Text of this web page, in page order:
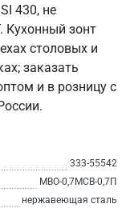
430, не
Кухонный зонт
столовых и
заказать
и в розницу с
333-55542
МВО-0,7МСВ-0,7П
нержавеющая сталь